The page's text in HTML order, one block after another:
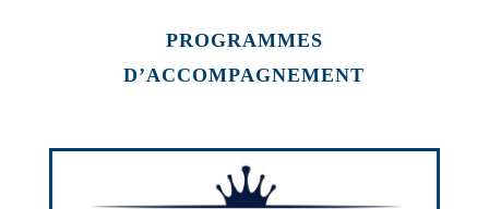
PROGRAMMES
D’ACCOMPAGNEMENT